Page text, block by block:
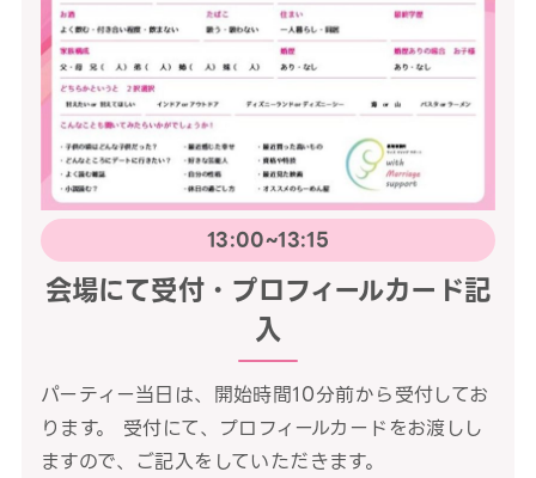
13:00~13:15
会場にて受付・プロフィールカード記
入
パーティー当日は、開始時間10分前から受付してお
ります。 受付にて、プロフィールカードをお渡しし
ますので、ご記入をしていただきます。